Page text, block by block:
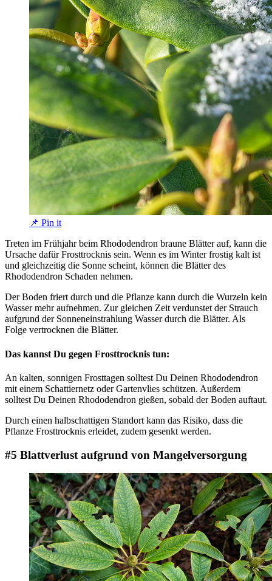
📌 Pin it
Treten im Frühjahr beim Rhododendron braune Blätter auf, kann die
Ursache dafür Frosttrocknis sein. Wenn es im Winter frostig kalt ist
und gleichzeitig die Sonne scheint, können die Blätter des
Rhododendron Schaden nehmen.
Der Boden friert durch und die Pflanze kann durch die Wurzeln kein
Wasser mehr aufnehmen. Zur gleichen Zeit verdunstet der Strauch
aufgrund der Sonneneinstrahlung Wasser durch die Blätter. Als
Folge vertrocknen die Blätter.
Das kannst Du gegen Frosttrocknis tun:
An kalten, sonnigen Frosttagen solltest Du Deinen Rhododendron
mit einem Schattiernetz oder Gartenvlies schützen. Außerdem
solltest Du Deinen Rhododendron gießen, sobald der Boden auftaut.
Durch einen halbschattigen Standort kann das Risiko, dass die
Pflanze Frosttrocknis erleidet, zudem gesenkt werden.
#5 Blattverlust aufgrund von Mangelversorgung